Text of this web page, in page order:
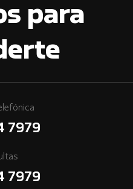
para
7979
7979